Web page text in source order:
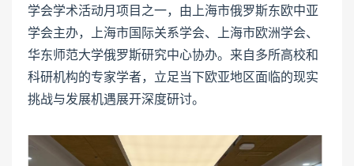
学会学术活动月项目之一，由上海市俄罗斯东欧中亚
学会主办，上海市国际关系学会、上海市欧洲学会、
华东师范大学俄罗斯研究中心协办。来自多所高校和
科研机构的专家学者，立足当下欧亚地区面临的现实
挑战与发展机遇展开深度研讨。